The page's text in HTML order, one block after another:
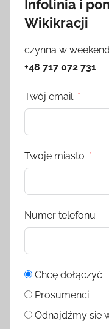
Infolinia i
Wikikracji
czynna w
+48 717 072 731
Twój email
Twoje miasto
Numer telefonu
Chcę dołączyć
Prosumenci
Odnajdźmy się